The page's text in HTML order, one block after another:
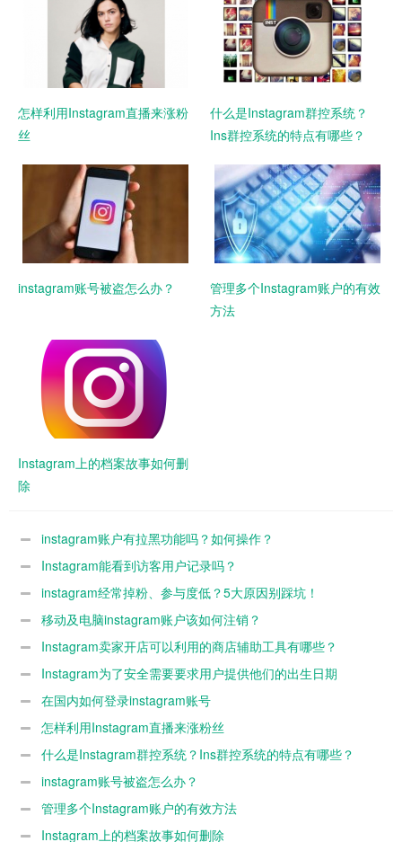
怎样利用Instagram直播来涨粉
丝
什么是Instagram群控系统？
Ins群控系统的特点有哪些？
instagram账号被盗怎么办？
管理多个Instagram账户的有效
方法
Instagram上的档案故事如何删
除
instagram账户有拉黑功能吗？如何操作？
Instagram能看到访客用户记录吗？
instagram经常掉粉、参与度低？5大原因别踩坑！
移动及电脑instagram账户该如何注销？
Instagram卖家开店可以利用的商店辅助工具有哪些？
Instagram为了安全需要要求用户提供他们的出生日期
在国内如何登录instagram账号
怎样利用Instagram直播来涨粉丝
什么是Instagram群控系统？Ins群控系统的特点有哪些？
instagram账号被盗怎么办？
管理多个Instagram账户的有效方法
Instagram上的档案故事如何删除